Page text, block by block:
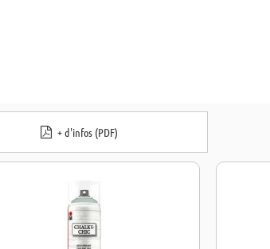
+ d'infos (PDF)